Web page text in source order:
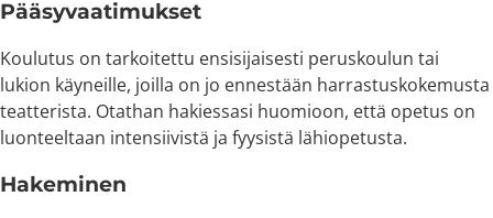
Pääsyvaatimukset
Koulutus on tarkoitettu ensisijaisesti peruskoulun tai
lukion käyneille, joilla on jo ennestään harrastuskokemusta
teatterista. Otathan hakiessasi huomioon, että opetus on
luonteeltaan intensiivistä ja fyysistä lähiopetusta.
Hakeminen